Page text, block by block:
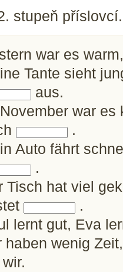
stupeň příslovcí.
war es
Tante sieht
aus.
war
.
Auto fährt
.
Tisch hat viel
.
lernt gut, Eva
haben wenig